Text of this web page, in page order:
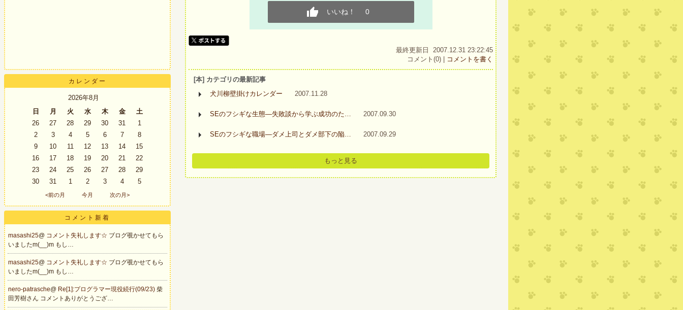
カレンダー
2026年8月
日
月 火 水 木 金
土
26
27 28 29 30 31
1
2
3 4 5 6 7
8
9
10 11 12 13 14
15
16
17 18 19 20 21
22
23
24 25 26 27 28
29
30
31 1 2 3 4 5
<前の月 今月 次の月>
コメント新着
masashi25@ コメント失礼します☆ ブログ覗かせてもら
いましたm(__)m もし…
masashi25@ コメント失礼します☆ ブログ覗かせてもら
いましたm(__)m もし…
nero-patrasche@ Re[1]:プログラマー現役続行(09/23) 柴
田芳樹さん コメントありがとうござ…
いいね！ 0
最終更新日 2007.12.31 23:22:45
コメント(0) |
コメントを書く
[本] カテゴリの最新記事
犬川柳壁掛けカレンダー
2007.11.28
SEのフシギな生態―失敗談から学ぶ成功のた… 2007.09.30
SEのフシギな職場―ダメ上司とダメ部下の陥… 2007.09.29
もっと見る